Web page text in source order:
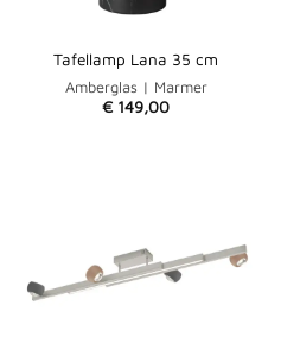
Tafellamp Lana 35 cm
Amberglas | Marmer
€ 149,00